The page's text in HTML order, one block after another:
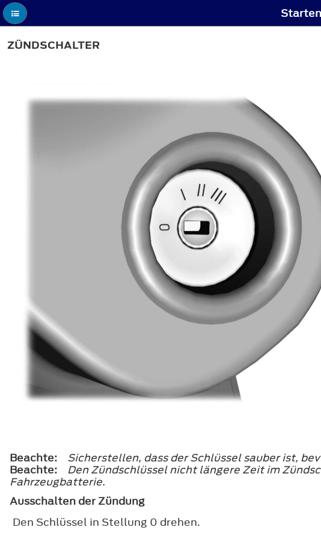
ZÜNDSCHALTER
Beachte:
Sicherstellen, dass der Schlüssel sauber ist,
Beachte:
Den Zündschlüssel nicht längere Zeit im
Fahrzeugbatterie.
Ausschalten der Zündung
Den Schlüssel in Stellung 0 drehen.